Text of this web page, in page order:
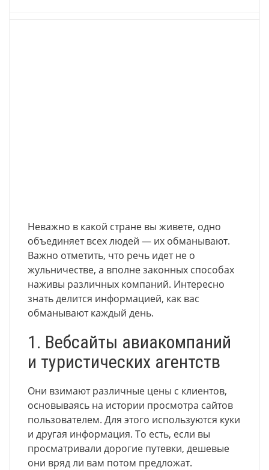
Неважно в какой стране вы живете, одно
объединяет всех людей — их обманывают.
Важно отметить, что речь идет не о
жульничестве, а вполне законных способах
наживы различных компаний. Интересно
знать делится информацией, как вас
обманывают каждый день.
1. Вебсайты авиакомпаний
и туристических агентств
Они взимают различные цены с клиентов,
основываясь на истории просмотра сайтов
пользователем. Для этого используются куки
и другая информация. То есть, если вы
просматривали дорогие путевки, дешевые
они вряд ли вам потом предложат.